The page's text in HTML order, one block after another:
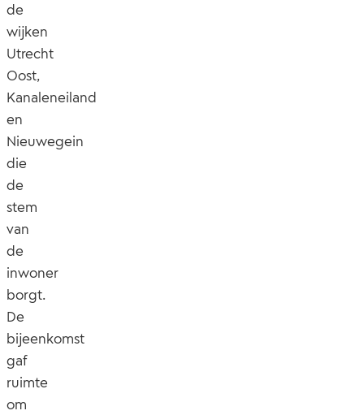
de
wijken
Utrecht
Oost,
Kanaleneiland
en
Nieuwegein
die
de
stem
van
de
inwoner
borgt.
De
bijeenkomst
gaf
ruimte
om